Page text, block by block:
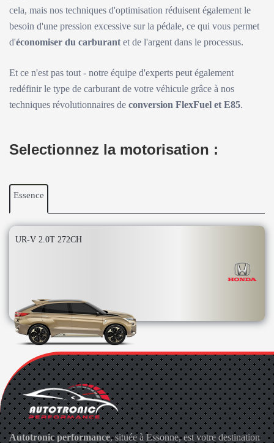
cela, mais nos techniques d'optimisation réduisent également le
besoin d'une pression excessive sur la pédale, ce qui vous permet
d'économiser du carburant et de l'argent dans le processus.
Et ce n'est pas tout - notre équipe d'experts peut également
redéfinir le type de carburant de votre véhicule grâce à nos
techniques révolutionnaires de conversion FlexFuel et E85.
Selectionnez la motorisation :
Essence
UR-V 2.0T 272CH
Autotronic performance, située à Essonne, est votre destination